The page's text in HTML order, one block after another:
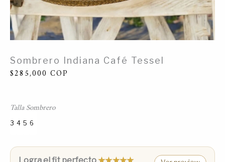
Sombrero Indiana Café Tessel
$285,000 COP
Talla Sombrero
3 4 5 6